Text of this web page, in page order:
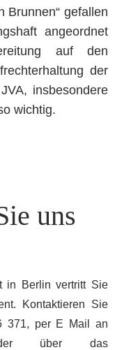
Brunnen“ gefallen
angeordnet
auf den
der
insbesondere
wichtig.
uns
in Berlin vertritt Sie
Kontaktieren Sie
371, per E Mail an
über das